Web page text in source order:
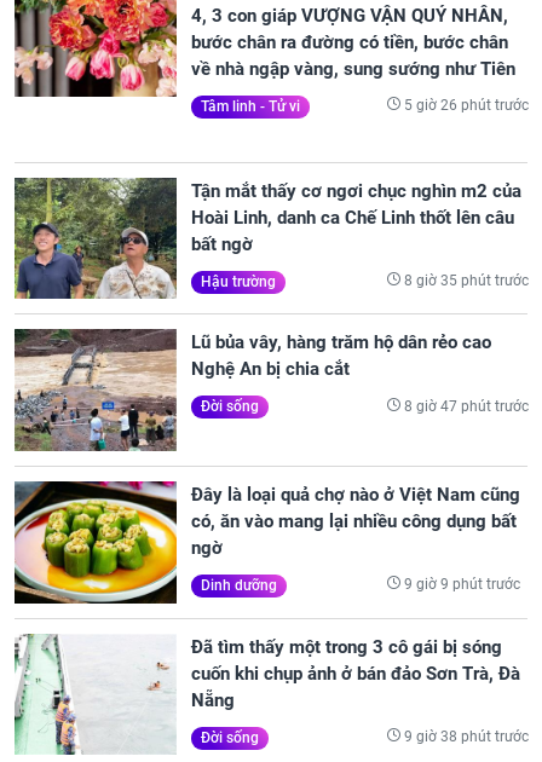
4, 3 con giáp VƯỢNG VẬN QUÝ NHÂN,
bước chân ra đường có tiền, bước chân
về nhà ngập vàng, sung sướng như Tiên
Tâm linh - Tử vi 5 giờ 26 phút trước
Tận mắt thấy cơ ngơi chục nghìn m2 của
Hoài Linh, danh ca Chế Linh thốt lên câu
bất ngờ
Hậu trường 8 giờ 35 phút trước
Lũ bủa vây, hàng trăm hộ dân rẻo cao
Nghệ An bị chia cắt
Đời sống 8 giờ 47 phút trước
Đây là loại quả chợ nào ở Việt Nam cũng
có, ăn vào mang lại nhiều công dụng bất
ngờ
Dinh dưỡng 9 giờ 9 phút trước
Đã tìm thấy một trong 3 cô gái bị sóng
cuốn khi chụp ảnh ở bán đảo Sơn Trà, Đà
Nẵng
Đời sống 9 giờ 38 phút trước